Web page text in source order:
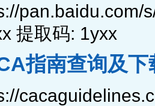
pan.baidu.com/
提取码: 1yxx
指南查询及下